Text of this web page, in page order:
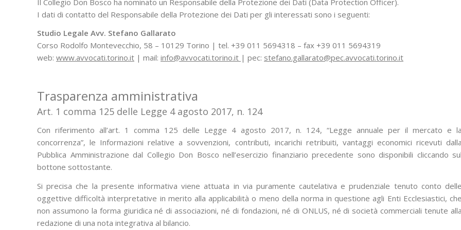
I dati di contatto del Responsabile della Protezione dei Dati per gli interessati sono i seguenti:
Studio Legale Avv. Stefano Gallarato
Corso Rodolfo Montevecchio, 58 – 10129 Torino | tel. +39 011 5694318 – fax +39 011 5694319
web: www.avvocati.torino.it | mail: info@avvocati.torino.it | pec: stefano.gallarato@pec.avvocati.torino.it
Trasparenza amministrativa
Art. 1 comma 125 delle Legge 4 agosto 2017, n. 124
Con riferimento all’art. 1 comma 125 delle Legge 4 agosto 2017, n. 124, “Legge annuale per il mercato e la
concorrenza”, le Informazioni relative a sovvenzioni, contributi, incarichi retribuiti, vantaggi economici ricevuti dalla
Pubblica Amministrazione dal Collegio Don Bosco nell’esercizio finanziario precedente sono disponibili cliccando sul
bottone sottostante.
Si precisa che la presente informativa viene attuata in via puramente cautelativa e prudenziale tenuto conto delle
oggettive difficoltà interpretative in merito alla applicabilità o meno della norma in questione agli Enti Ecclesiastici, che
non assumono la forma giuridica né di associazioni, né di fondazioni, né di ONLUS, né di società commerciali tenute alla
redazione di una nota integrativa al bilancio.